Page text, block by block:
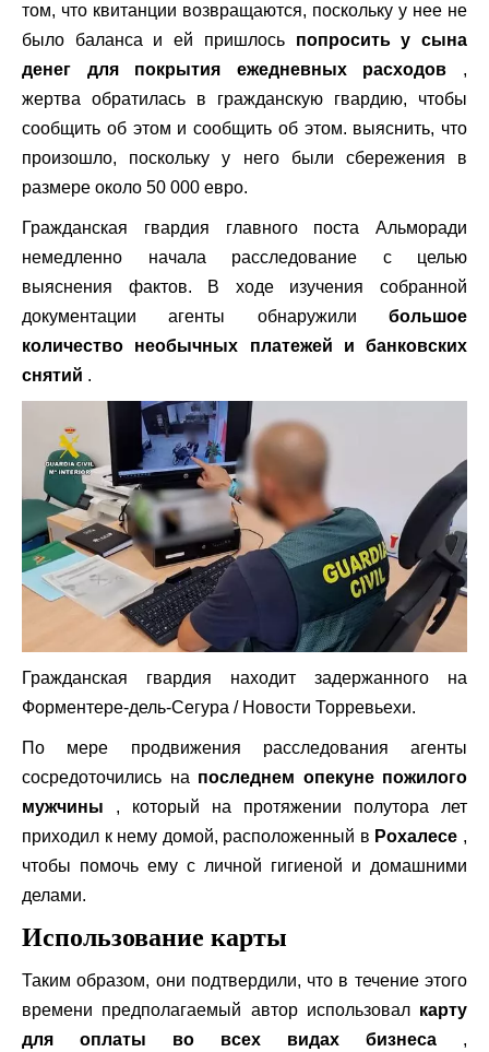
том, что квитанции возвращаются, поскольку у нее не
было баланса и ей пришлось попросить у сына
денег для покрытия ежедневных расходов ,
жертва обратилась в гражданскую гвардию, чтобы
сообщить об этом и сообщить об этом. выяснить, что
произошло, поскольку у него были сбережения в
размере около 50 000 евро.
Гражданская гвардия главного поста Альморади
немедленно начала расследование с целью
выяснения фактов. В ходе изучения собранной
документации агенты обнаружили большое
количество необычных платежей и банковских
снятий .
Гражданская гвардия находит задержанного на
Форментере-дель-Сегура / Новости Торревьехи.
По мере продвижения расследования агенты
сосредоточились на последнем опекуне пожилого
мужчины , который на протяжении полутора лет
приходил к нему домой, расположенный в Рохалесе ,
чтобы помочь ему с личной гигиеной и домашними
делами.
Использование карты
Таким образом, они подтвердили, что в течение этого
времени предполагаемый автор использовал карту
для оплаты во всех видах бизнеса ,